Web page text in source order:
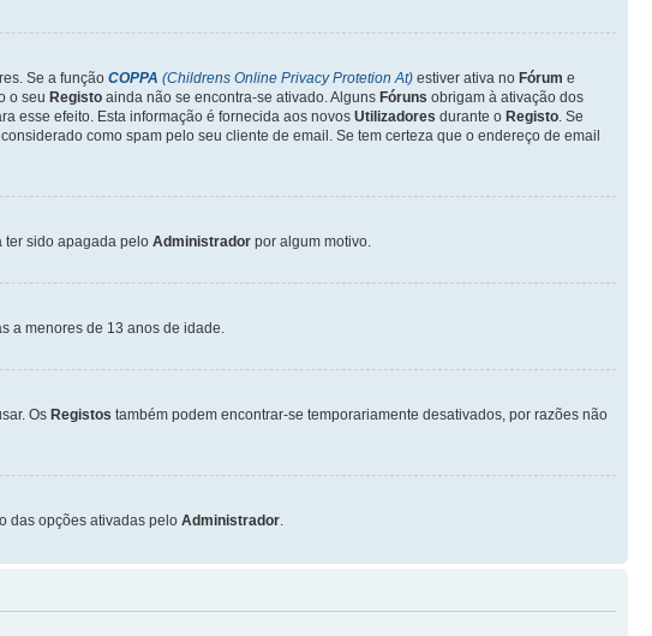
Se a função COPPA (Childrens Online Privacy Protetion At) estiver ativa no Fórum e
o seu Registo ainda não se encontra-se ativado. Alguns Fóruns obrigam à ativação dos
esse efeito. Esta informação é fornecida aos novos Utilizadores durante o Registo. Se
como spam pelo seu cliente de email. Se tem certeza que o endereço de email
ter sido apagada pelo Administrador por algum motivo.
a menores de 13 anos de idade.
Os Registos também podem encontrar-se temporariamente desativados, por razões não
das opções ativadas pelo Administrador.